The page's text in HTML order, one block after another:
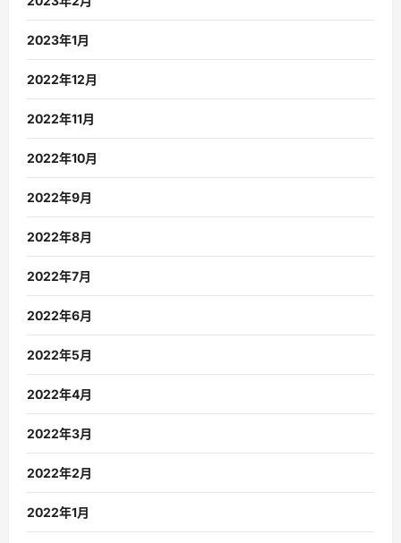
2023年1月
2022年12月
2022年11月
2022年10月
2022年9月
2022年8月
2022年7月
2022年6月
2022年5月
2022年4月
2022年3月
2022年2月
2022年1月